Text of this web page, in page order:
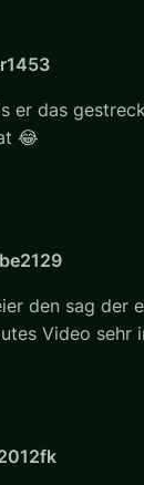
er das
😂
den sag der
Video sehr